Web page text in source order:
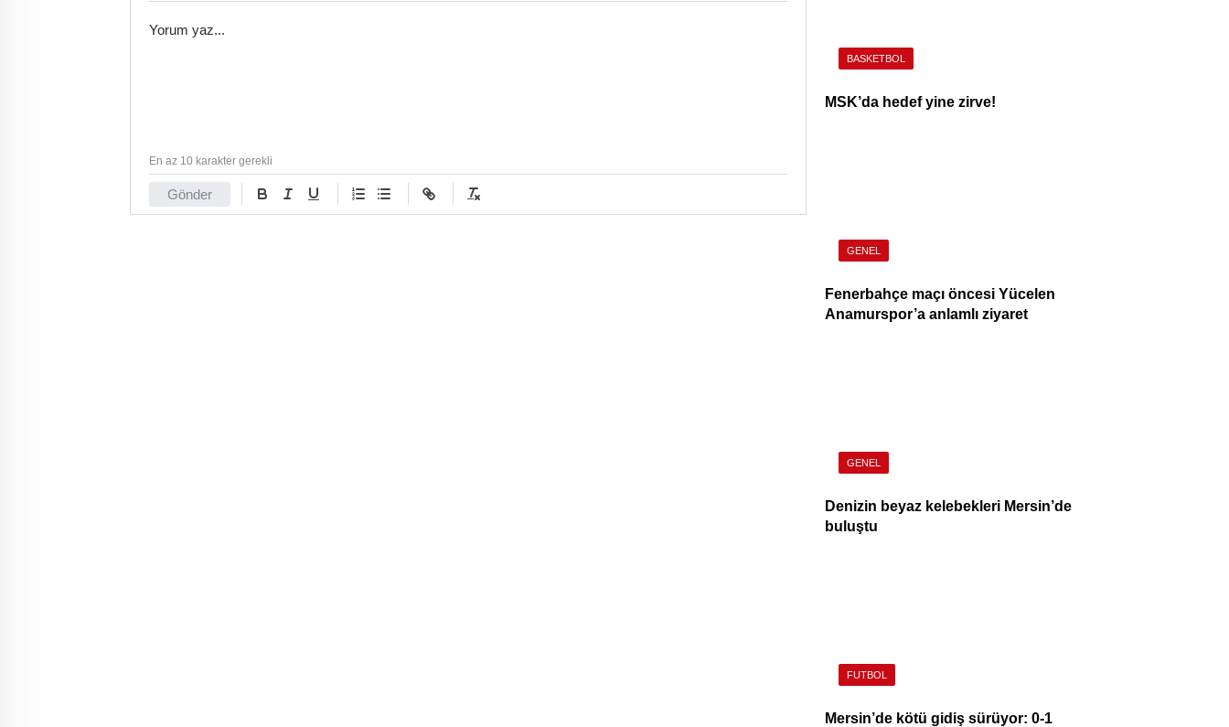
Gönder
En az 10 karakter gerekli
BASKETBOL
MSK’da hedef yine zirve!
GENEL
Fenerbahçe maçı öncesi Yücelen
Anamurspor’a anlamlı ziyaret
GENEL
Denizin beyaz kelebekleri Mersin’de
buluştu
FUTBOL
Mersin’de kötü gidiş sürüyor: 0-1